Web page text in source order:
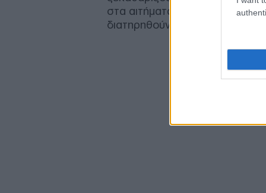
στα αιτήματά τους. Για την
διατηρηθούν ανοιχτές οι